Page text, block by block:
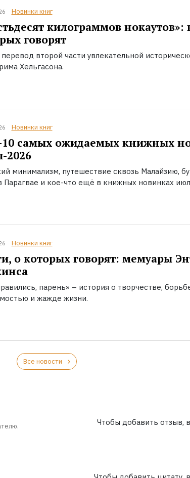
Новинки книг
килограммов нокаутов»:
говорят
второй части увлекательной
Хельгасона.
Новинки книг
самых ожидаемых книжных
2026
минимализм, путешествие сквозь Малайзию,
Парагвае и кое-что ещё в книжных новинках
Новинки книг
о которых говорят: мемуары
парень» – история о творчестве,
и жажде жизни.
Все новости
Чтобы добавить отзыв,